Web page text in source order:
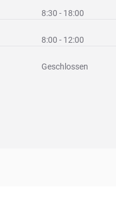
8:30 - 18:00
8:00 - 12:00
Geschlossen